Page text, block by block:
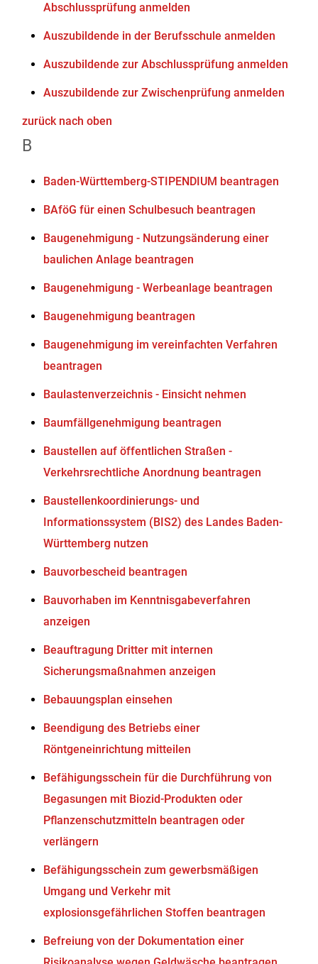
Abschlussprüfung anmelden
Auszubildende in der Berufsschule anmelden
Auszubildende zur Abschlussprüfung anmelden
Auszubildende zur Zwischenprüfung anmelden
zurück nach oben
B
Baden-Württemberg-STIPENDIUM beantragen
BAföG für einen Schulbesuch beantragen
Baugenehmigung - Nutzungsänderung einer
baulichen Anlage beantragen
Baugenehmigung - Werbeanlage beantragen
Baugenehmigung beantragen
Baugenehmigung im vereinfachten Verfahren
beantragen
Baulastenverzeichnis - Einsicht nehmen
Baumfällgenehmigung beantragen
Baustellen auf öffentlichen Straßen -
Verkehrsrechtliche Anordnung beantragen
Baustellenkoordinierungs- und
Informationssystem (BIS2) des Landes Baden-
Württemberg nutzen
Bauvorbescheid beantragen
Bauvorhaben im Kenntnisgabeverfahren
anzeigen
Beauftragung Dritter mit internen
Sicherungsmaßnahmen anzeigen
Bebauungsplan einsehen
Beendigung des Betriebs einer
Röntgeneinrichtung mitteilen
Befähigungsschein für die Durchführung von
Begasungen mit Biozid-Produkten oder
Pflanzenschutzmitteln beantragen oder
verlängern
Befähigungsschein zum gewerbsmäßigen
Umgang und Verkehr mit
explosionsgefährlichen Stoffen beantragen
Befreiung von der Dokumentation einer